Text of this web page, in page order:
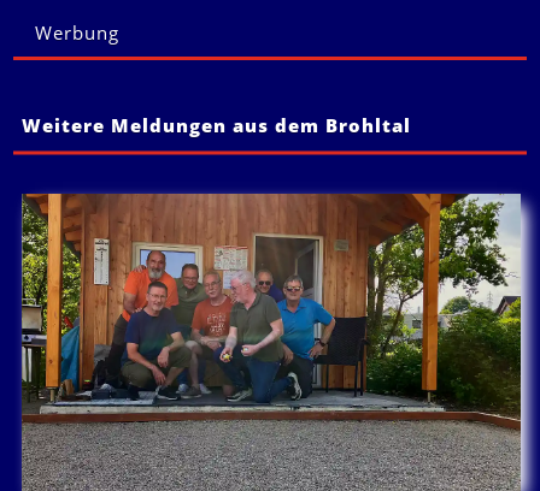
Werbung
Weitere Meldungen aus dem Brohltal